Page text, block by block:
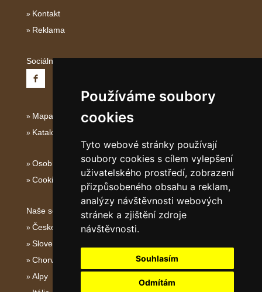
Používáme soubory
cookies
Tyto webové stránky používají
soubory cookies s cílem vylepšení
uživatelského prostředí, zobrazení
přizpůsobeného obsahu a reklam,
analýzy návštěvnosti webových
stránek a zjištění zdroje
návštěvnosti.
Souhlasím
Odmítám
Kontakt
Reklama
Sociální sítě:
Mapa serveru Severní Itálie
Katalog ubytování
Osobní údaje
Cookies
Naše servery:
České hory
Slovenské hory
Chorvatsko
Alpy